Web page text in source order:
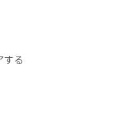
する